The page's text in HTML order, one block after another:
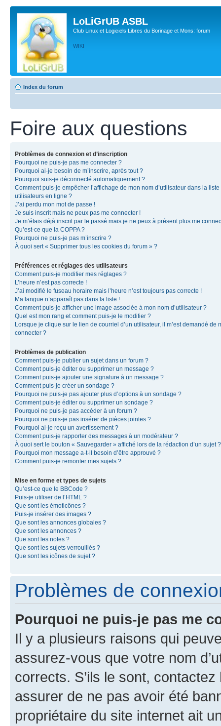
LoLiGrUB ASBL
Club Linux et Logiciels Libres du Borinage et Mons: forum
WIKI
Index du forum
Foire aux questions
Problèmes de connexion et d’inscription
Pourquoi ne puis-je pas me connecter ?
Pourquoi ai-je besoin de m’inscrire, après tout ?
Pourquoi suis-je déconnecté automatiquement ?
Comment puis-je empêcher l’affichage de mon nom d’utilisateur dans la liste
utilisateurs en ligne ?
J’ai perdu mon mot de passe !
Je suis inscrit mais ne peux pas me connecter !
Je m’étais déjà inscrit par le passé mais je ne peux à présent plus me
Qu’est-ce que la COPPA ?
Pourquoi ne puis-je pas m’inscrire ?
À quoi sert « Supprimer tous les cookies du forum » ?
Préférences et réglages des utilisateurs
Comment puis-je modifier mes réglages ?
L’heure n’est pas correcte !
J’ai modifié le fuseau horaire mais l’heure n’est toujours pas correcte !
Ma langue n’apparaît pas dans la liste !
Comment puis-je afficher une image associée à mon nom d’utilisateur ?
Quel est mon rang et comment puis-je le modifier ?
Lorsque je clique sur le lien de courriel d’un utilisateur, il m’est demandé de
connecter ?
Problèmes de publication
Comment puis-je publier un sujet dans un forum ?
Comment puis-je éditer ou supprimer un message ?
Comment puis-je ajouter une signature à un message ?
Comment puis-je créer un sondage ?
Pourquoi ne puis-je pas ajouter plus d’options à un sondage ?
Comment puis-je éditer ou supprimer un sondage ?
Pourquoi ne puis-je pas accéder à un forum ?
Pourquoi ne puis-je pas insérer de pièces jointes ?
Pourquoi ai-je reçu un avertissement ?
Comment puis-je rapporter des messages à un modérateur ?
À quoi sert le bouton « Sauvegarder » affiché lors de la rédaction d’un sujet ?
Pourquoi mon message a-t-il besoin d’être approuvé ?
Comment puis-je remonter mes sujets ?
Mise en forme et types de sujets
Qu’est-ce que le BBCode ?
Puis-je utiliser de l’HTML ?
Que sont les émoticônes ?
Puis-je insérer des images ?
Que sont les annonces globales ?
Que sont les annonces ?
Que sont les notes ?
Que sont les sujets verrouillés ?
Que sont les icônes de sujet ?
Problèmes de
Pourquoi ne puis-je pas me
Il y a plusieurs raisons qui
assurez-vous que votre nom
corrects. S’ils le sont,
assurer de ne pas avoir été
propriétaire du site internet ait